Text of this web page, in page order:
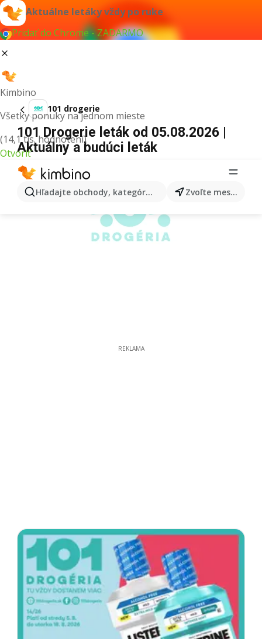
Aktuálne letáky vždy po ruke
Pridať do Chrome - ZADARMO
Kimbino
Všetky ponuky na jednom mieste
(14,1 tis. hodnotení)
Otvoriť
Hľadajte obchody, kategórie, produkty... Zvoľte mesto
101 drogerie
101 Drogerie leták od 05.08.2026 |
Aktuálny a budúci leták
REKLAMA